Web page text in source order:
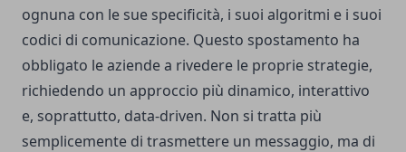
ognuna con le sue specificità, i suoi algoritmi e i suoi
codici di comunicazione. Questo spostamento ha
obbligato le aziende a rivedere le proprie strategie,
richiedendo un approccio più dinamico, interattivo
e, soprattutto, data-driven. Non si tratta più
semplicemente di trasmettere un messaggio, ma di